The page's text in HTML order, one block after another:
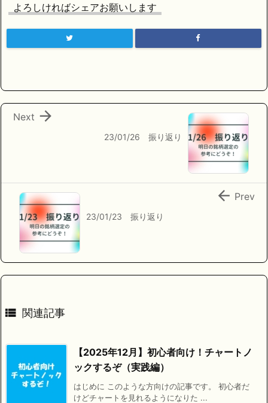
よろしければシェアお願いします
23/01/26 振り返り

Next
23/01/23 振り返り
 Prev
 関連記事
【2025年12月】初心者向け！チャートノ
ックするぞ（実践編）
はじめに このような方向けの記事です。 初心者だ
けどチャートを見れるようになりた ...